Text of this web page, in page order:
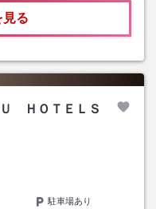
る
ＨＯＴＥＬＳ
駐車場あり